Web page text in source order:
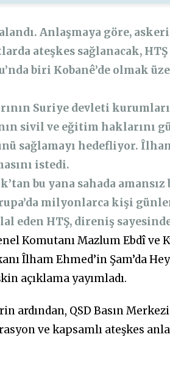
Anlaşmaya göre,
ateşkes sağlanacak,
biri Kobanê’de olmak
Suriye devleti
sivil ve eğitim haklarını
sağlamayı hedefliyor.
istedi.
bu yana sahada
milyonlarca kişi
eden HTŞ, direniş
Komutanı Mazlum Ebdî ve
Îlham Ehmed’in Şam’da
açıklama yayımladı.
ardından, QSD Basın
ve kapsamlı ateşkes